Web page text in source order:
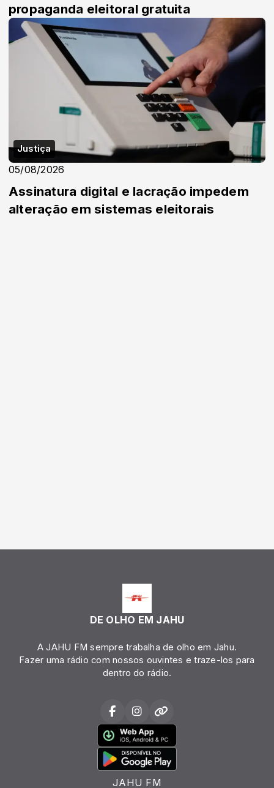
propaganda eleitoral gratuita
Justiça
05/08/2026
Assinatura digital e lacração impedem
alteração em sistemas eleitorais
DE OLHO EM JAHU
A JAHU FM sempre trabalha de olho em Jahu.
Fazer uma rádio com nossos ouvintes e traze-los para
dentro do rádio.
JAHU FM